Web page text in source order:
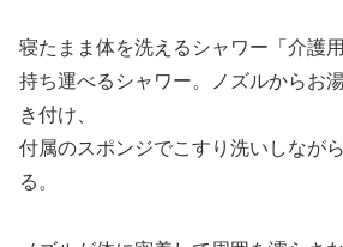
寝たまま体を洗えるシャワー「介護
持ち運べるシャワー。ノズルからお
き付け、
付属のスポンジでこすり洗いしなが
る。